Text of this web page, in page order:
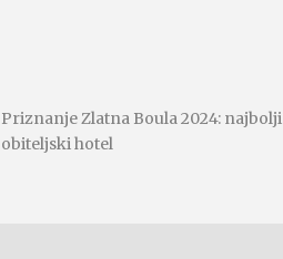
Priznanje Zlatna Boula 2024: najbolji
obiteljski hotel